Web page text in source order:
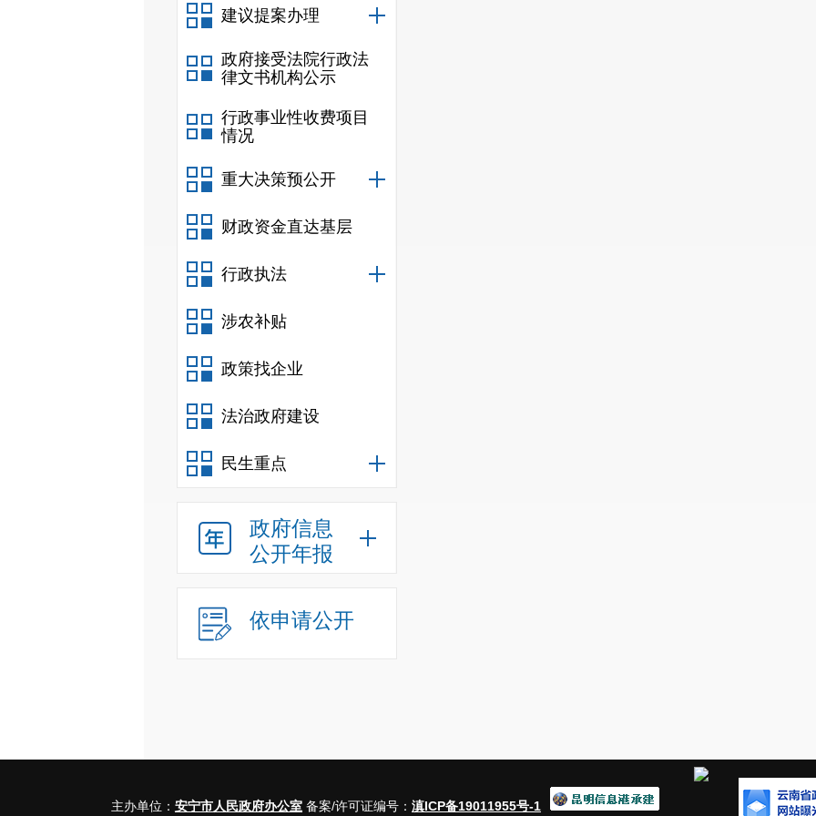
建议提案办理
政府接受法院行政法
律文书机构公示
行政事业性收费项目
情况
重大决策预公开
财政资金直达基层
行政执法
涉农补贴
政策找企业
法治政府建设
民生重点
政府信息
公开年报
依申请公开
主办单位： 安宁市人民政府办公室 备案/许可证编号： 滇ICP备19011955号-1